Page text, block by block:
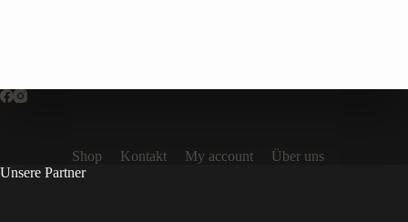
Shop Kontakt My account
Über uns
Unsere Partner